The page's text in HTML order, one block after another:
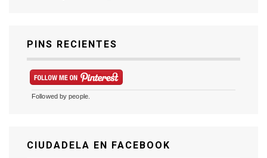
PINS RECIENTES
Followed bypeople.
CIUDADELA EN FACEBOOK